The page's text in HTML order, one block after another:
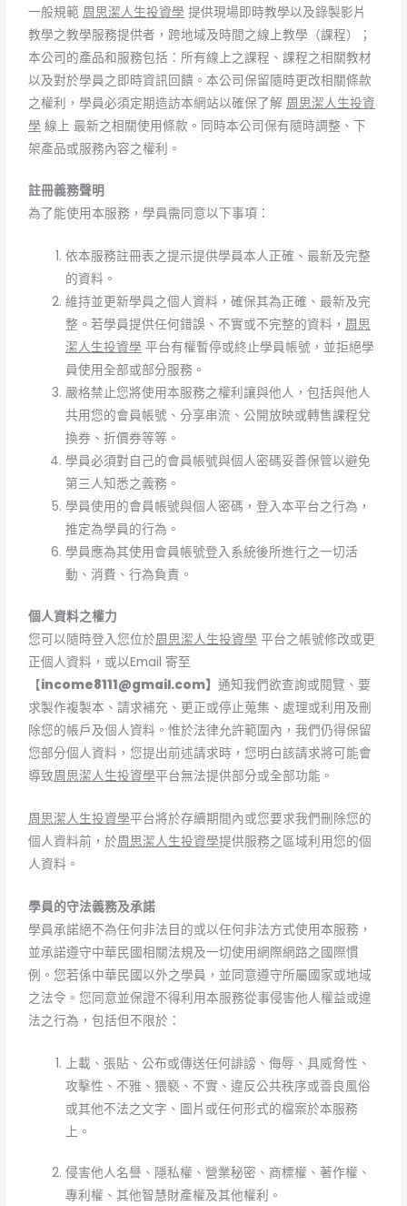
一般規範 周思潔人生投資學 提供現場即時教學以及錄製影片
教學之教學服務提供者，跨地域及時間之線上教學（課程）；
本公司的產品和服務包括：所有線上之課程、課程之相關教材
以及對於學員之即時資訊回饋。本公司保留隨時更改相關條款
之權利，學員必須定期造訪本網站以確保了解 周思潔人生投資
學 線上 最新之相關使用條款。同時本公司保有隨時調整、下
架產品或服務內容之權利。
註冊義務聲明
為了能使用本服務，學員需同意以下事項：
依本服務註冊表之提示提供學員本人正確、最新及完整
的資料。
維持並更新學員之個人資料，確保其為正確、最新及完
整。若學員提供任何錯誤、不實或不完整的資料， 周思
潔人生投資學 平台有權暫停或終止學員帳號，並拒絕學
員使用全部或部分服務。
嚴格禁止您將使用本服務之權利讓與他人，包括與他人
共用您的會員帳號、分享串流、公開放映或轉售課程兌
換券、折價券等等。
學員必須對自己的會員帳號與個人密碼妥善保管以避免
第三人知悉之義務。
學員使用的會員帳號與個人密碼，登入本平台之行為，
推定為學員的行為。
學員應為其使用會員帳號登入系統後所進行之一切活
動、消費、行為負責。
個人資料之權力
您可以隨時登入您位於周思潔人生投資學 平台之帳號修改或更
正個人資料，或以Email 寄至
【income8111@gmail.com】通知我們欲查詢或閱覽、要
求製作複製本、請求補充、更正或停止蒐集、處理或利用及刪
除您的帳戶及個人資料。惟於法律允許範圍內，我們仍得保留
您部分個人資料，您提出前述請求時，您明白該請求將可能會
導致周思潔人生投資學平台無法提供部分或全部功能。
周思潔人生投資學平台將於存續期間內或您要求我們刪除您的
個人資料前，於周思潔人生投資學提供服務之區域利用您的個
人資料。
學員的守法義務及承諾
學員承諾絕不為任何非法目的或以任何非法方式使用本服務，
並承諾遵守中華民國相關法規及一切使用網際網路之國際慣
例。您若係中華民國以外之學員，並同意遵守所屬國家或地域
之法令。您同意並保證不得利用本服務從事侵害他人權益或違
法之行為，包括但不限於：
上載、張貼、公布或傳送任何誹謗、侮辱、具威脅性、
攻擊性、不雅、猥褻、不實、違反公共秩序或善良風俗
或其他不法之文字、圖片或任何形式的檔案於本服務
上。
侵害他人名譽、隱私權、營業秘密、商標權、著作權、
專利權、其他智慧財產權及其他權利。